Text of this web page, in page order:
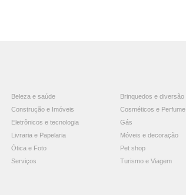
Beleza e saúde
Brinquedos e diversão
Construção e Imóveis
Cosméticos e Perfume
Eletrônicos e tecnologia
Gás
Livraria e Papelaria
Móveis e decoração
Ótica e Foto
Pet shop
Serviços Turismo e Viagem